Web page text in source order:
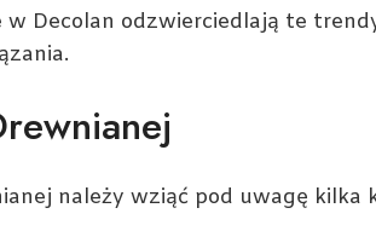
w Decolan odzwierciedlają te
należy wziąć pod uwagę kilka